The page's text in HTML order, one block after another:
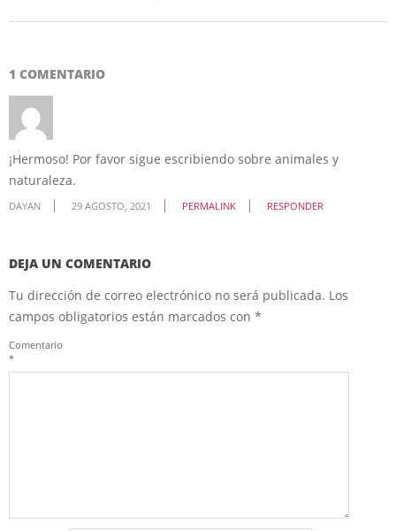
1 COMENTARIO
¡Hermoso! Por favor sigue escribiendo sobre animales y
naturaleza.
DAYAN 29 AGOSTO, 2021 PERMALINK RESPONDER
DEJA UN COMENTARIO
Tu dirección de correo electrónico no será publicada. Los
campos obligatorios están marcados con *
Comentario
*